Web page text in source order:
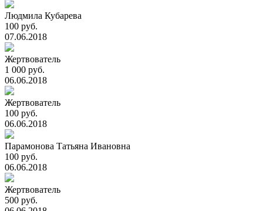
Людмила Кубарева
100 руб.
07.06.2018
Жертвователь
1 000 руб.
06.06.2018
Жертвователь
100 руб.
06.06.2018
Парамонова Татьяна Ивановна
100 руб.
06.06.2018
Жертвователь
500 руб.